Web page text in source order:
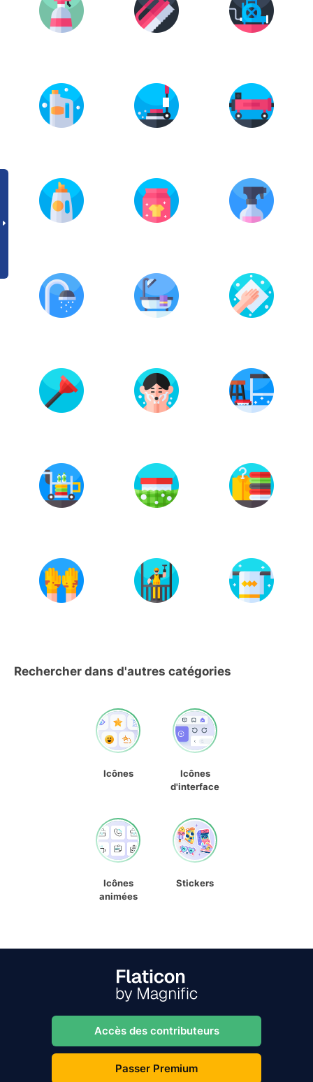
Rechercher dans d'autres catégories
Icônes
Icônes
d'interface
Icônes
animées
Stickers
Accès des contributeurs
Passer Premium